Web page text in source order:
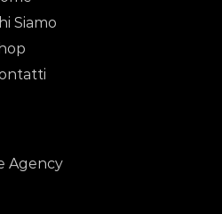
Siamo
Agency